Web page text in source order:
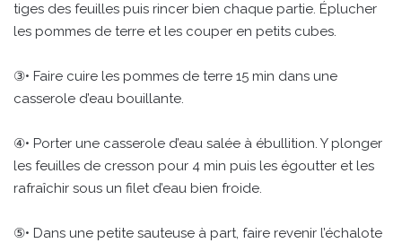
tiges des feuilles puis rincer bien chaque partie. Éplucher
les pommes de terre et les couper en petits cubes.
③• Faire cuire les pommes de terre 15 min dans une
casserole d’eau bouillante.
④• Porter une casserole d’eau salée à ébullition. Y plonger
les feuilles de cresson pour 4 min puis les égoutter et les
rafraîchir sous un filet d’eau bien froide.
⑤• Dans une petite sauteuse à part, faire revenir l’échalote